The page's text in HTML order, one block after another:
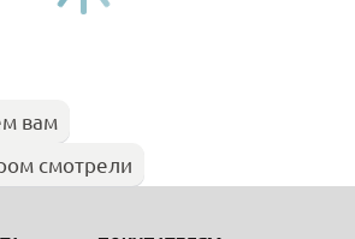
вам
смотрели